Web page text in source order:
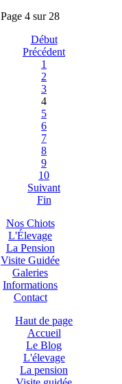
Page 4 sur 28
Début
Précédent
1
2
3
4
5
6
7
8
9
10
Suivant
Fin
Nos Chiots
L'Élevage
La Pension
Visite Guidée
Galeries
Informations
Contact
Haut de page
Accueil
Le Blog
L'élevage
La pension